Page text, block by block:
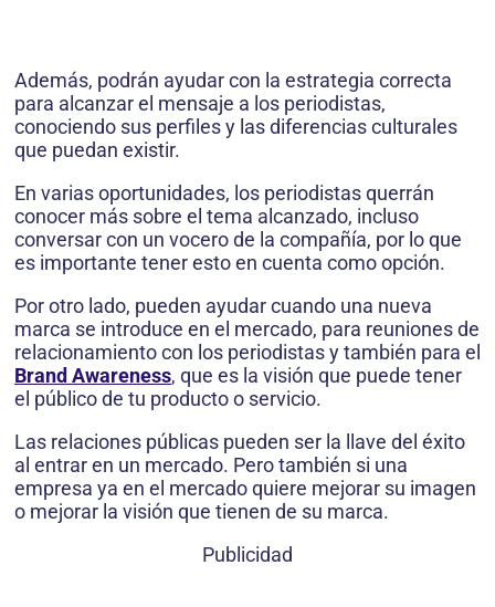
Además, podrán ayudar con la estrategia correcta
para alcanzar el mensaje a los periodistas,
conociendo sus perfiles y las diferencias culturales
que puedan existir.
En varias oportunidades, los periodistas querrán
conocer más sobre el tema alcanzado, incluso
conversar con un vocero de la compañía, por lo que
es importante tener esto en cuenta como opción.
Por otro lado, pueden ayudar cuando una nueva
marca se introduce en el mercado, para reuniones de
relacionamiento con los periodistas y también para el
Brand Awareness, que es la visión que puede tener
el público de tu producto o servicio.
Las relaciones públicas pueden ser la llave del éxito
al entrar en un mercado. Pero también si una
empresa ya en el mercado quiere mejorar su imagen
o mejorar la visión que tienen de su marca.
Publicidad